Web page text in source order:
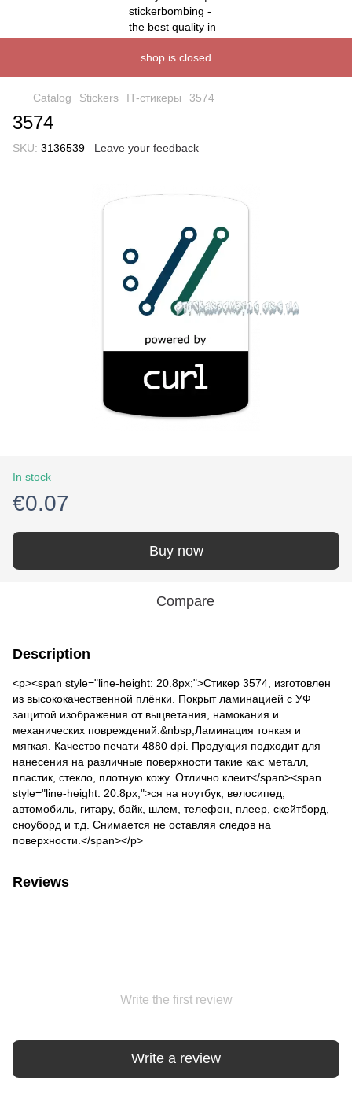
shop is closed
Catalog Stickers IT-стикеры 3574
3574
SKU: 3136539 Leave your feedback
In stock
€0.07
Buy now
Compare
Description
<p><span style="line-height: 20.8px;">Стикер 3574, изготовлен
из высококачественной плёнки. Покрыт ламинацией с УФ
защитой изображения от выцветания, намокания и
механических повреждений.&nbsp;Ламинация тонкая и
мягкая. Качество печати 4880 dpi. Продукция подходит для
нанесения на различные поверхности такие как: металл,
пластик, стекло, плотную кожу. Отлично клеит</span><span
style="line-height: 20.8px;">ся на ноутбук, велосипед,
автомобиль, гитару, байк, шлем, телефон, плеер, скейтборд,
сноуборд и т.д. Снимается не оставляя следов на
поверхности.</span></p>
Reviews
Write the first review
Write a review